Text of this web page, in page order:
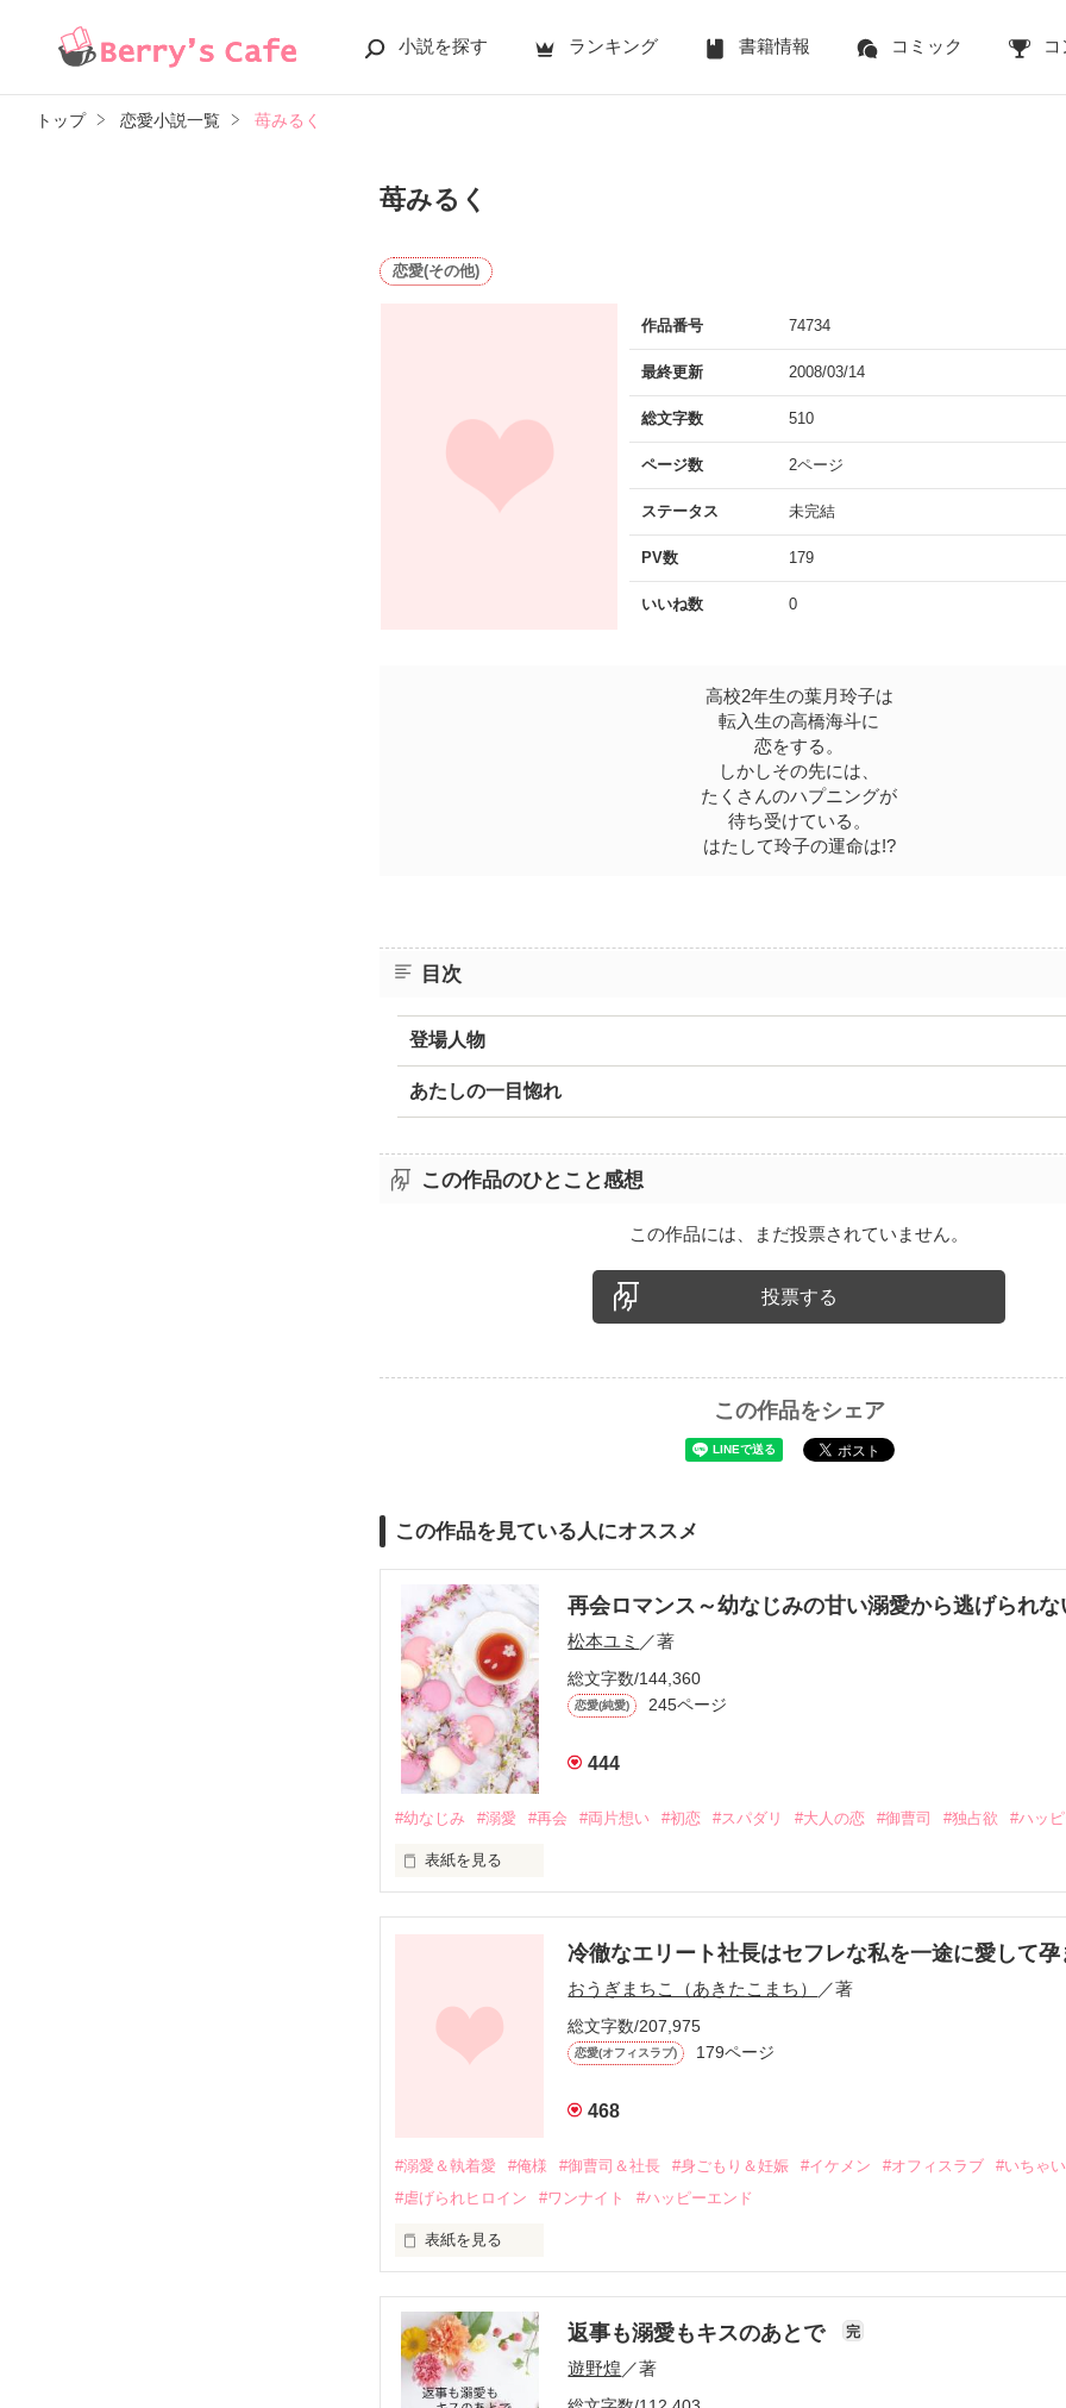
小説を探す ランキング 書籍情報 コミック コ
トップ 恋愛小説一覧 苺みるく
苺みるく
恋愛(その他)
作品番号 74734
最終更新 2008/03/14
総文字数 510
ページ数 2ページ
ステータス 未完結
PV数 179
いいね数 0
高校2年生の葉月玲子は
転入生の高橋海斗に
恋をする。
しかしその先には、
たくさんのハプニングが
待ち受けている。
はたして玲子の運命は!?
目次
登場人物
あたしの一目惚れ
この作品のひとこと感想
この作品には、まだ投票されていません。
投票する
この作品をシェア
この作品を見ている人にオススメ
再会ロマンス～幼なじみの甘い溺愛から逃げられな
松本ユミ ／著
総文字数/144,360
恋愛(純愛) 245ページ
444
#幼なじみ #溺愛 #再会 #両片想い #初恋 #スパダリ #大人の恋 #御曹司 #独占欲 #ハッ
表紙を見る
しかし、ある出来事をきっかけに二人の関係は壊れてしまう。
関係修復もできないまま、美桜は両親の離婚によって
引っ越すことになり、哲平とも離れ離れになった。
そして、ひょんなことから
酔った勢いで一夜を共にしてしまった。
さらに、美桜が初めてだと知った哲平は
甘やかしてくる。
そんなある日、哲平は美桜がストーカー被害に
遭っていることを知る。
美桜を守るため、哲平は同居を提案してきて――。
冷徹なエリート社長はセフレな私を一途に愛して孕
おうぎまちこ（あきたこまち） ／著
総文字数/207,975
恋愛(オフィスラブ) 179ページ
468
#溺愛＆執着愛 #俺様 #御曹司＆社長 #身ごもり＆妊娠 #イケメン #オフィスラブ
#いちゃ
#虐げられヒロイン
#ワンナイト #ハッピーエンド
表紙を見る
帰国後、美桜は新しい職場でワンナイトした美青年と再会。なんと彼の正体は、とあ
も関わらず、一族を離れて起業した新進気鋭の実業家、社内でも冷徹だと評判な社長
人だったのだ――！
なぜか恭司から飼い猫の世話係を命じられた美桜は、猫の世話を口実にしばしば呼び
返事も溺愛もキスのあとで 完
遊野煌 ／著